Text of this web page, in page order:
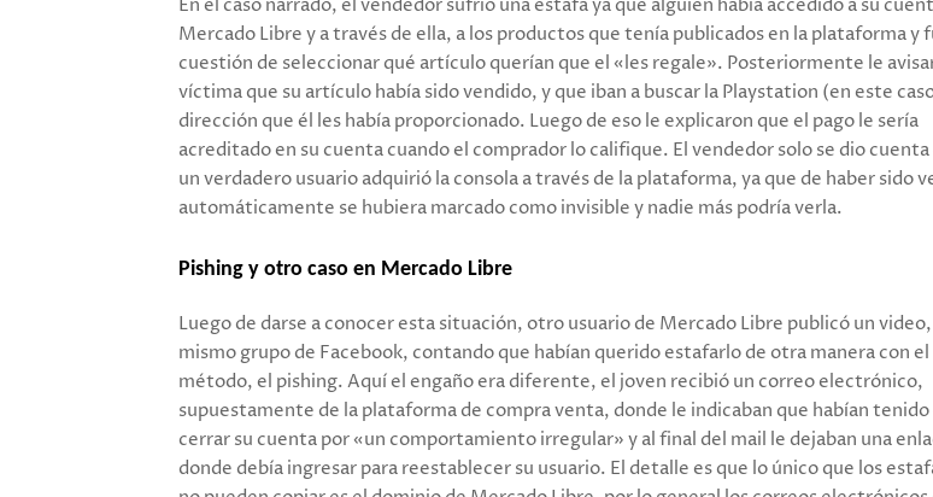
En el caso narrado, el vendedor sufrió una estafa ya que alguien había accedido a su
Mercado Libre y a través de ella, a los productos que tenía publicados en la plataforma y
cuestión de seleccionar qué artículo querían que el «les regale». Posteriormente le
víctima que su artículo había sido vendido, y que iban a buscar la Playstation (en este
dirección que él les había proporcionado. Luego de eso le explicaron que el pago le sería
acreditado en su cuenta cuando el comprador lo califique. El vendedor solo se dio
un verdadero usuario adquirió la consola a través de la plataforma, ya que de haber sido
automáticamente se hubiera marcado como invisible y nadie más podría verla.
Pishing y otro caso en Mercado Libre
Luego de darse a conocer esta situación, otro usuario de Mercado Libre publicó un
mismo grupo de Facebook, contando que habían querido estafarlo de otra manera con
método, el pishing. Aquí el engaño era diferente, el joven recibió un correo electrónico,
supuestamente de la plataforma de compra venta, donde le indicaban que habían tenido
cerrar su cuenta por «un comportamiento irregular» y al final del mail le dejaban una
donde debía ingresar para reestablecer su usuario. El detalle es que lo único que los